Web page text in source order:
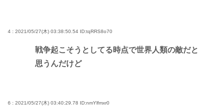
4 : 2021/05/27(木) 03:38:50.54 ID:tqRRS8o70
戦争起こそうとしてる時点で世界人類の敵だと
思うんだけど
6 : 2021/05/27(木) 03:40:29.78 ID:nmYlfmxr0